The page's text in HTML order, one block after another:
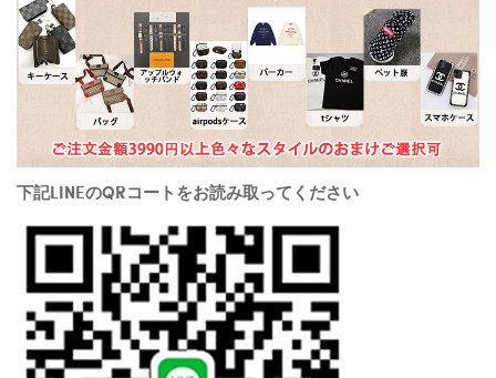
下記LINEのQRコートをお読み取ってください